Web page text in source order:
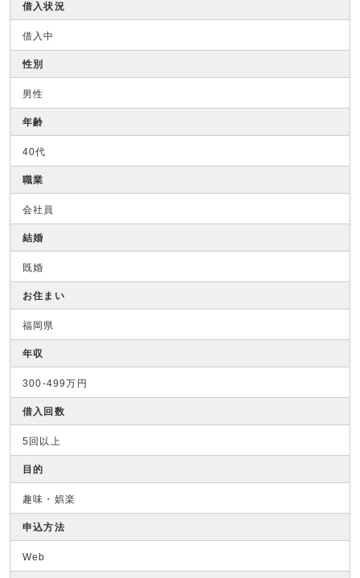
借入状況
借入中
性別
男性
年齢
40代
職業
会社員
結婚
既婚
お住まい
福岡県
年収
300-499万円
借入回数
5回以上
目的
趣味・娯楽
申込方法
Web